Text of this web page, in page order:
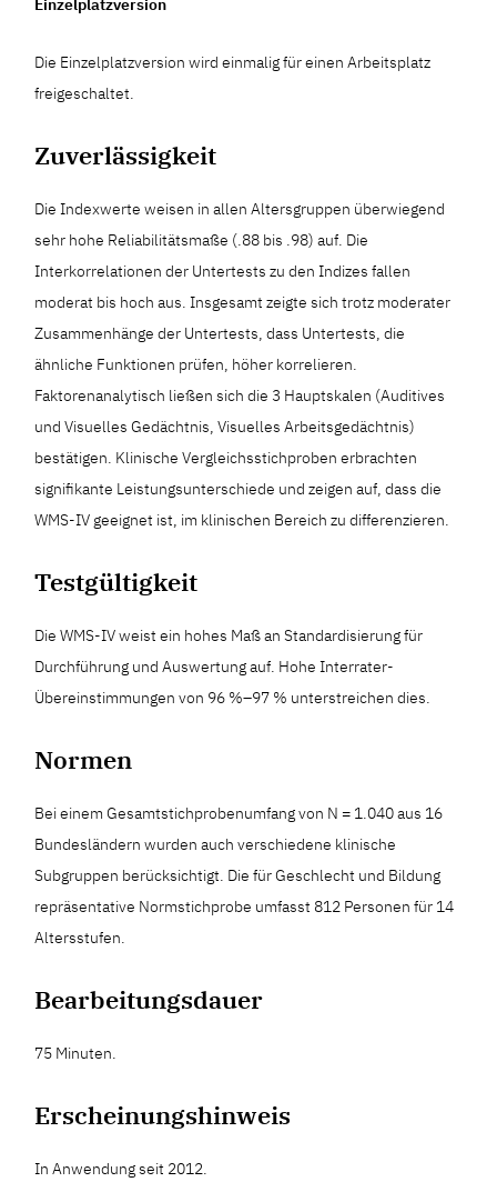
Die Einzelplatzversion wird einmalig für einen Arbeitsplatz
freigeschaltet.
Zuverlässigkeit
Die Indexwerte weisen in allen Altersgruppen überwiegend
sehr hohe Reliabilitätsmaße (.88 bis .98) auf. Die
Interkorrelationen der Untertests zu den Indizes fallen
moderat bis hoch aus. Insgesamt zeigte sich trotz moderater
Zusammenhänge der Untertests, dass Untertests, die
ähnliche Funktionen prüfen, höher korrelieren.
Faktorenanalytisch ließen sich die 3 Hauptskalen (Auditives
und Visuelles Gedächtnis, Visuelles Arbeitsgedächtnis)
bestätigen. Klinische Vergleichsstichproben erbrachten
signifikante Leistungsunterschiede und zeigen auf, dass die
WMS-IV geeignet ist, im klinischen Bereich zu differenzieren.
Testgültigkeit
Die WMS-IV weist ein hohes Maß an Standardisierung für
Durchführung und Auswertung auf. Hohe Interrater-
Übereinstimmungen von 96 %–97 % unterstreichen dies.
Normen
Bei einem Gesamtstichprobenumfang von N = 1.040 aus 16
Bundesländern wurden auch verschiedene klinische
Subgruppen berücksichtigt. Die für Geschlecht und Bildung
repräsentative Normstichprobe umfasst 812 Personen für 14
Altersstufen.
Bearbeitungsdauer
75 Minuten.
Erscheinungshinweis
In Anwendung seit 2012.